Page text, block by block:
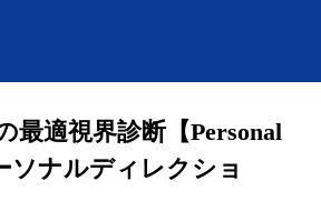
最適視界診断【Personal
ソナルディレクショ